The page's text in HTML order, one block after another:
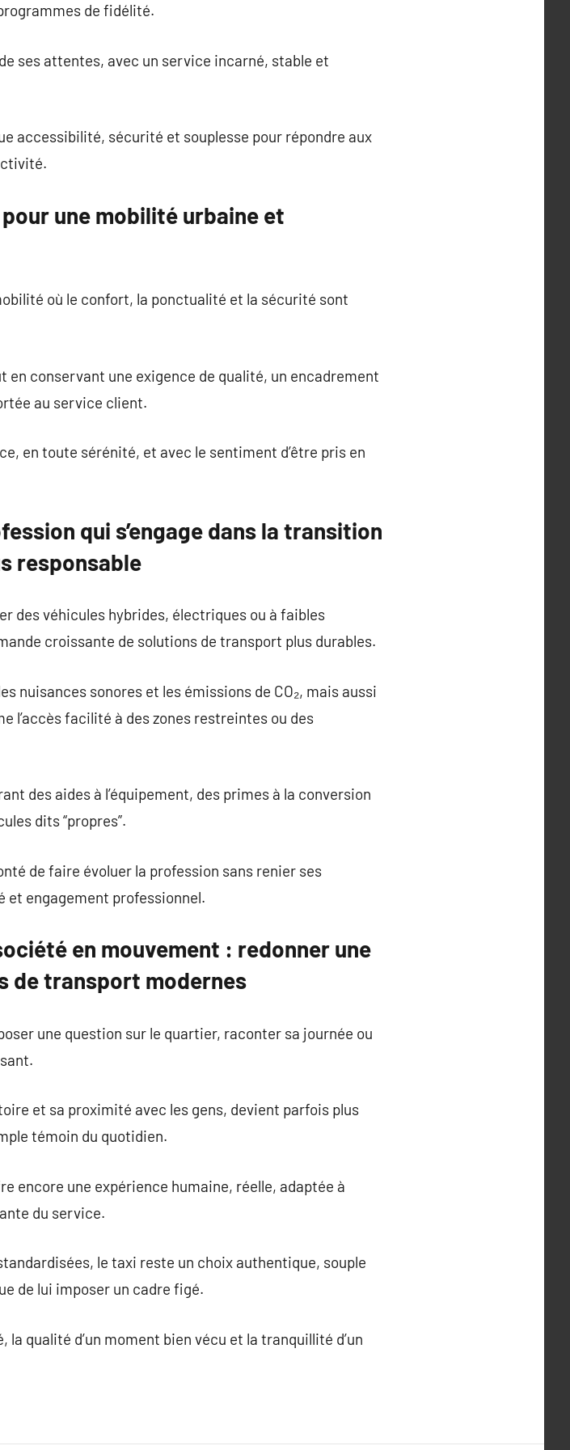
de fidélité.
ses attentes, avec un service incarné, stable et
accessibilité, sécurité et souplesse pour répondre aux
une mobilité urbaine et
où le confort, la ponctualité et la sécurité sont
conservant une exigence de qualité, un encadrement
au service client.
en toute sérénité, et avec le sentiment d’être pris en
qui s’engage dans la transition
responsable
des véhicules hybrides, électriques ou à faibles
croissante de solutions de transport plus durables.
nuisances sonores et les émissions de CO₂, mais aussi
l’accès facilité à des zones restreintes ou des
des aides à l’équipement, des primes à la conversion
dits “propres”.
de faire évoluer la profession sans renier ses
engagement professionnel.
en mouvement : redonner une
de transport modernes
une question sur le quartier, raconter sa journée ou
et sa proximité avec les gens, devient parfois plus
témoin du quotidien.
encore une expérience humaine, réelle, adaptée à
du service.
le taxi reste un choix authentique, souple
de lui imposer un cadre figé.
qualité d’un moment bien vécu et la tranquillité d’un